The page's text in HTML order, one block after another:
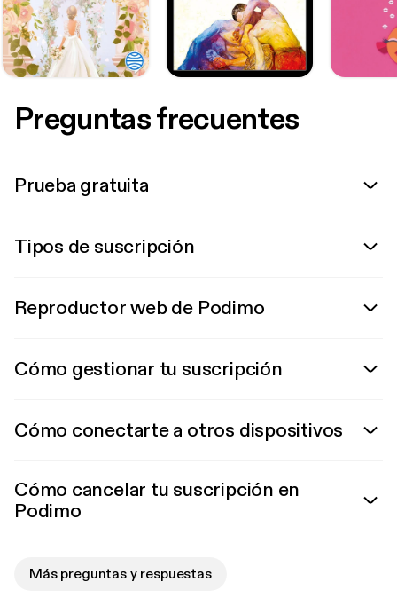
Preguntas frecuentes
Prueba gratuita
Tipos de suscripción
Reproductor web de Podimo
Cómo gestionar tu suscripción
Cómo conectarte a otros dispositivos
Cómo cancelar tu suscripción en
Podimo
Más preguntas y respuestas